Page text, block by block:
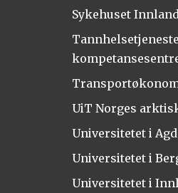
Sykehuset
UiT Norges
Universitetet i
Universitetet i
Universitetet i